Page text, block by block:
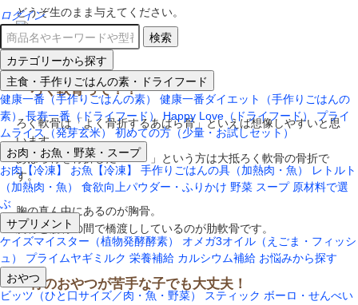
ログイン
検索
カテゴリーから探す
主食・手作りごはんの素・ドライフード
健康一番（手作りごはんの素）
健康一番ダイエット（手作りごはんの
素）
長寿一番（ドライフード） Happy Love（ドライフード）
プライ
ムライス（発芽玄米） 初めての方（少量・お試しセット）
お肉・お魚・野菜・スープ
お肉【冷凍】 お魚【冷凍】 手作りごはんの具（加熱肉・魚）
レトルト
（加熱肉・魚）
食欲向上パウダー・ふりかけ 野菜 スープ 原材料で選
ぶ
サプリメント
ケイズマイスター（植物発酵酵素）
オメガ3オイル（えごま・フィッシ
ュ）
プライムヤギミルク 栄養補給 カルシウム補給 お悩みから探す
おやつ
ビッツ（ひと口サイズ／肉・魚・野菜） スティック ボーロ・せんべい
どうぞ生のまま与えてください。
ろく軟骨って？？
ろく軟骨は「よく骨折するあばら骨」といえば想像しやすいと思
います。
あばら骨を骨折した・・・」という方は大抵ろく軟骨の骨折で
す。
胸の真ん中にあるのが胸骨。
胸骨と肋骨の間で橋渡ししているのが肋軟骨です。
骨のおやつが苦手な子でも大丈夫！